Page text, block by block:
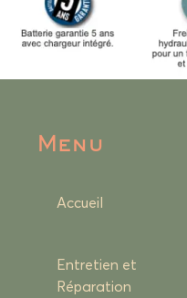
Menu
Accueil
Entretien et
Réparation